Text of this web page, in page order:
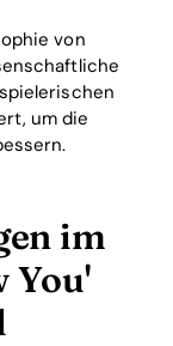
von
um die
im
You'